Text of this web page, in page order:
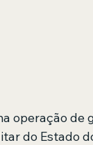
operação de
do Estado